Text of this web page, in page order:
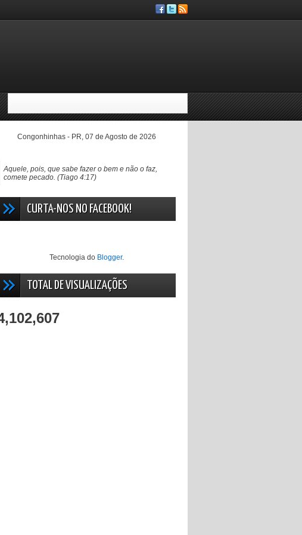
Congonhinhas - PR, 07 de Agosto de 2026
Aquele, pois, que sabe fazer o bem e não o faz,
comete pecado. (Tiago 4:17)
CURTA-NOS NO FACEBOOK!
Tecnologia do Blogger.
TOTAL DE VISUALIZAÇÕES